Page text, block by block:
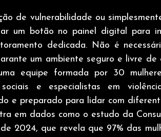
de vulnerabilidade ou
um botão no painel digital para
dedicada. Não é
um ambiente seguro e livre de
equipe formada por 30
e especialistas em
e preparado para lidar com
em dados como o estudo da
2024, que revela que 97% das